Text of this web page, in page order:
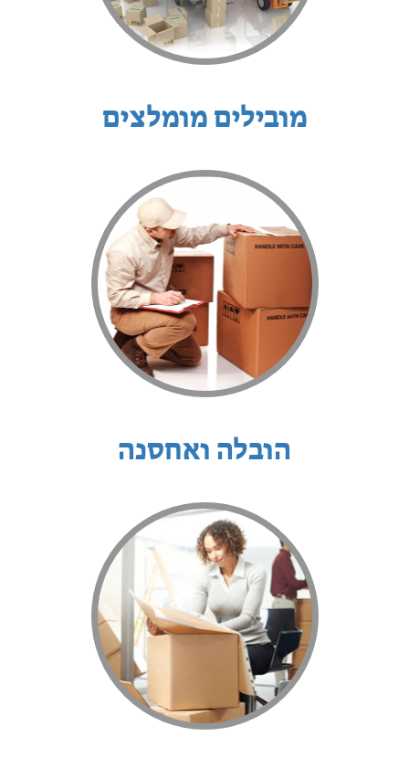
מובילים מומלצים
הובלה ואחסנה